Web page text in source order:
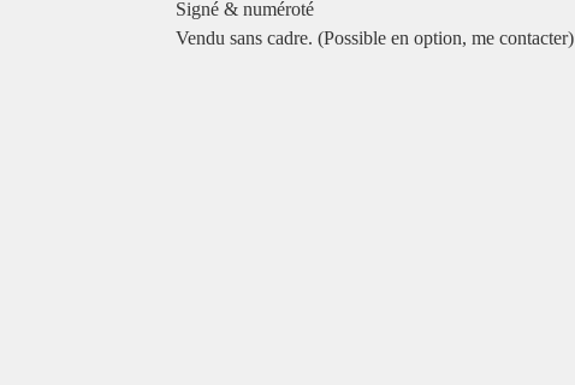
Signé & numéroté
Vendu sans cadre. (Possible en option, me contacter)